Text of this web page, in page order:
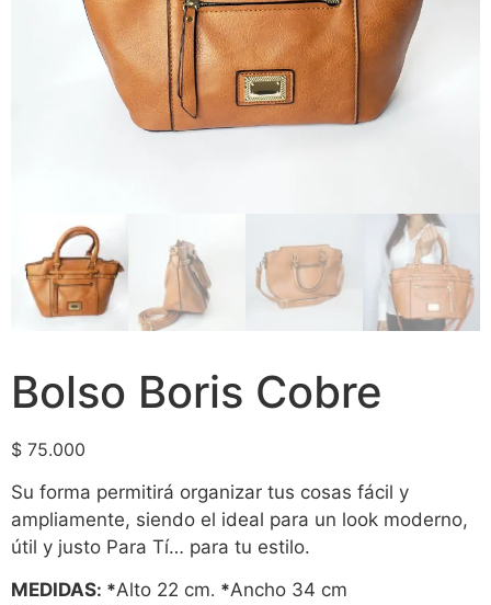
Bolso Boris Cobre
$ 75.000
Su forma permitirá organizar tus cosas fácil y
ampliamente, siendo el ideal para un look moderno,
útil y justo Para Tí… para tu estilo.
MEDIDAS: *Alto 22 cm. *Ancho 34 cm